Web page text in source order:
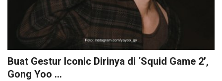
Buat Gestur Iconic Dirinya di ‘Squid Game 2’,
Gong Yoo ...